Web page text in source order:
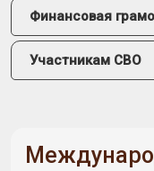
Финансовая
Участникам СВО